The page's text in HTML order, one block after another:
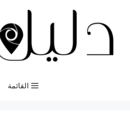
المحتوى
القائمة